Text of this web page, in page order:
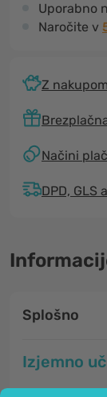
Uporabno
Naročite v
Z
Načini
DPD, GLS
Splošno
Izjemno